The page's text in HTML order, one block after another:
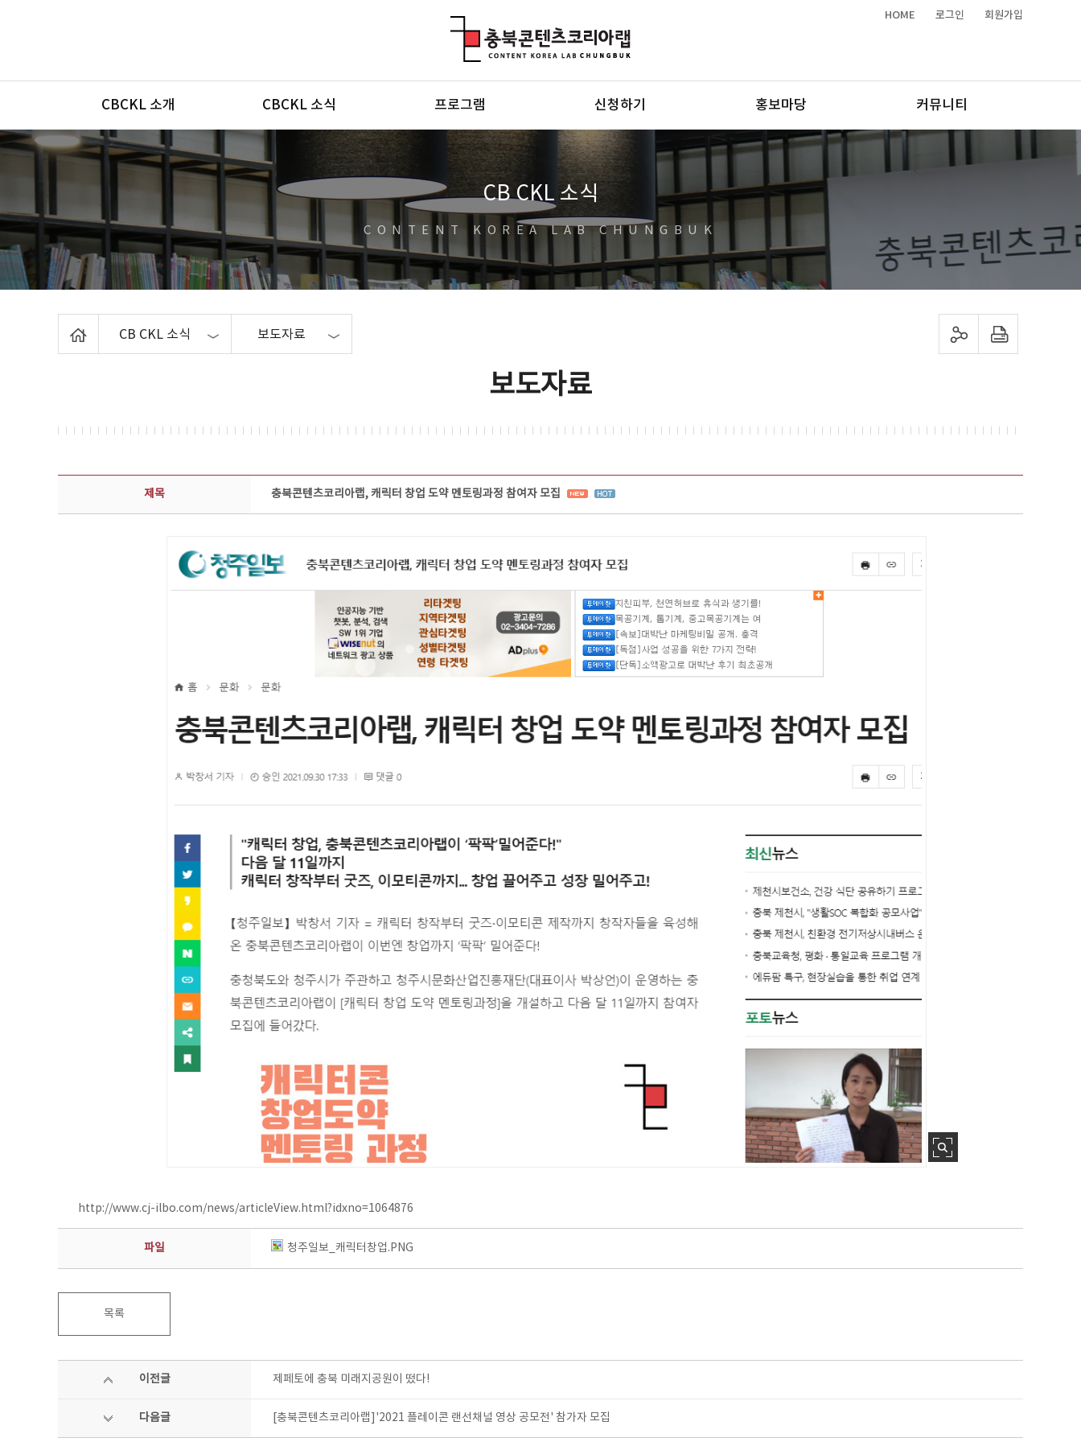
HOME 로그인 회원가입
메뉴
CBCKL 소개 CBCKL 소식 프로그램 신청하기 홍보마당 커뮤니티
CB CKL 소식
CONTENT KOREA LAB CHUNGBUK
CB CKL 소식 보도자료 sns 공유하기 프린트하기
보도자료
보도자료 상세보기 - 제목, 담당부서, 담당자, 담당연락처, 내용, 첨부파일 정보 제공
제목 충북콘텐츠코리아랩, 캐릭터 창업 도약 멘토링과정 참여자 모집
http://www.cj-ilbo.com/news/articleView.html?idxno=1064876
파일 청주일보_캐릭터창업.PNG
목록
이전글 제페토에 충북 미래지공원이 떴다!
다음글 [충북콘텐츠코리아랩]'2021 플레이콘 랜선채널 영상 공모전' 참가자 모집